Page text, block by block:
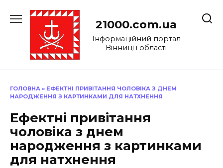
до
21000.com.ua
Інформаційний портал
Вінниці і області
ГОЛОВНА » ЕФЕКТНІ ПРИВІТАННЯ ЧОЛОВІКА З ДНЕМ
НАРОДЖЕННЯ З КАРТИНКАМИ ДЛЯ НАТХНЕННЯ
Ефектні привітання
чоловіка з днем
народження з картинками
для натхнення